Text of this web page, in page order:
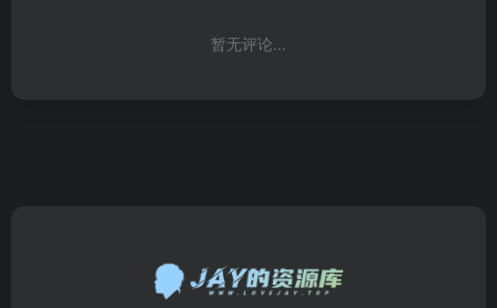
暂无评论...